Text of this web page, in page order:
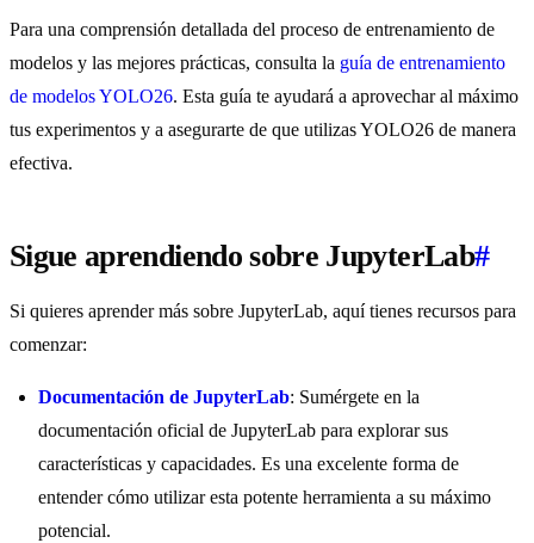
Para una comprensión detallada del proceso de entrenamiento de
modelos y las mejores prácticas, consulta la guía de entrenamiento
de modelos YOLO26. Esta guía te ayudará a aprovechar al máximo
tus experimentos y a asegurarte de que utilizas YOLO26 de manera
efectiva.
Sigue aprendiendo sobre JupyterLab#
Si quieres aprender más sobre JupyterLab, aquí tienes recursos para
comenzar:
Documentación de JupyterLab: Sumérgete en la
documentación oficial de JupyterLab para explorar sus
características y capacidades. Es una excelente forma de
entender cómo utilizar esta potente herramienta a su máximo
potencial.